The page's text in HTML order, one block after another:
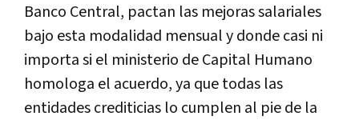
Banco Central, pactan las mejoras salariales
bajo esta modalidad mensual y donde casi ni
importa si el ministerio de Capital Humano
homologa el acuerdo, ya que todas las
entidades crediticias lo cumplen al pie de la